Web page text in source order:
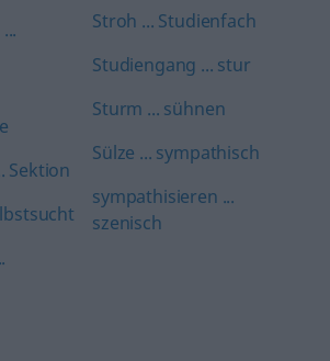
Sektion
Stroh ... Studienfach
Studiengang ... stur
Sturm ... sühnen
Sülze ... sympathisch
sympathisieren ...
szenisch